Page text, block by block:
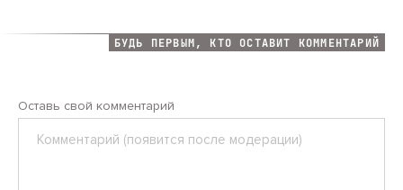
БУДЬ ПЕРВЫМ, КТО ОСТАВИТ КОММЕНТАРИЙ
Оставь свой комментарий